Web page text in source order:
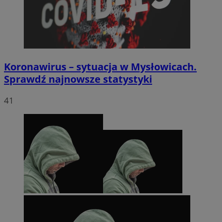
Koronawirus – sytuacja w Mysłowicach.
Sprawdź najnowsze statystyki
41
suid
Simplifi Holdings
Inc.
.simpli.fi
INGRESSCOOKIE
NGINX Inc.
Policy